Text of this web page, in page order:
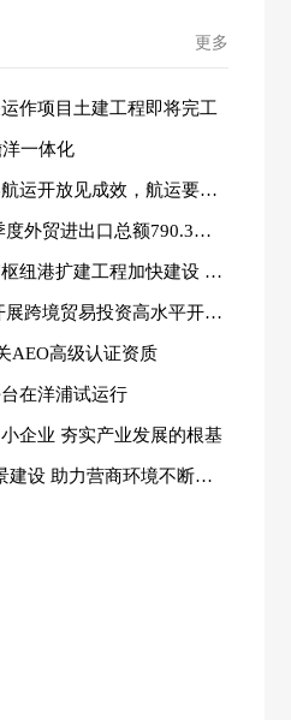
更多
作项目土建工程即将完工
一体化
成效，航运要素加速聚集洋浦！
贸进出口总额790.3亿元
快建设 项目一阶段力争2025年建成投用
易投资高水平开放试点成效显著
AEO高级认证资质
在洋浦试运行
企业 夯实产业发展的根基
设 助力营商环境不断优化